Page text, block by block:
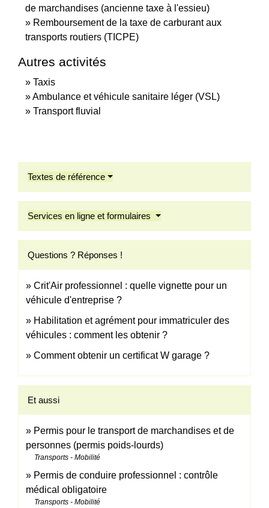
de marchandises (ancienne taxe à l'essieu)
Remboursement de la taxe de carburant aux
transports routiers (TICPE)
Autres activités
Taxis
Ambulance et véhicule sanitaire léger (VSL)
Transport fluvial
Textes de référence
Services en ligne et formulaires
Questions ? Réponses !
Crit'Air professionnel : quelle vignette pour un
véhicule d'entreprise ?
Habilitation et agrément pour immatriculer des
véhicules : comment les obtenir ?
Comment obtenir un certificat W garage ?
Et aussi
Permis pour le transport de marchandises et de
personnes (permis poids-lourds)
Transports - Mobilité
Permis de conduire professionnel : contrôle
médical obligatoire
Transports - Mobilité